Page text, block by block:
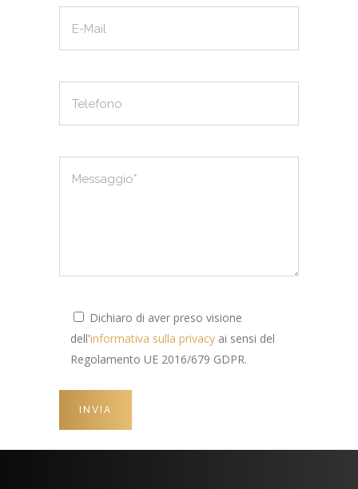
Dichiaro di aver preso visione
dell'informativa sulla privacy ai sensi del
Regolamento UE 2016/679 GDPR.